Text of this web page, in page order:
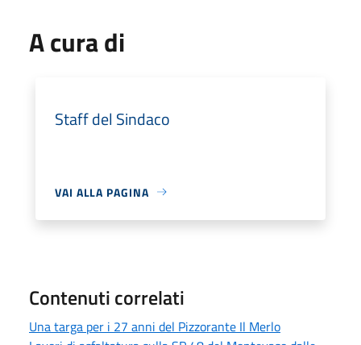
A cura di
Staff del Sindaco
VAI ALLA PAGINA
Contenuti correlati
Una targa per i 27 anni del Pizzorante Il Merlo